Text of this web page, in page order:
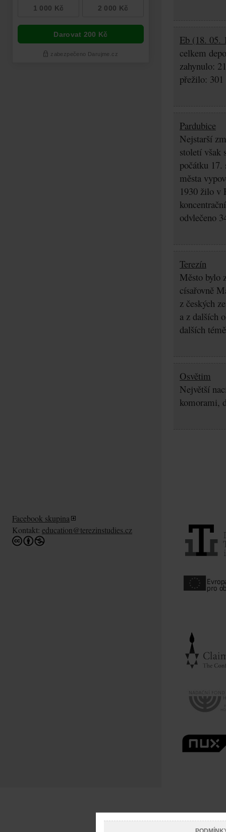
Eb (18. 05.
celkem
zahynulo:
přežilo: 301
Pardubice
Nejstarší
století však
počátku
města
1930 žilo v
odvlečeno
Terezín
Město bylo
císařovně
z českých
a z dalších
dalších
Osvětim
Největší
komorami,
Facebook skupina
Kontakt: education@terezinstudies.cz